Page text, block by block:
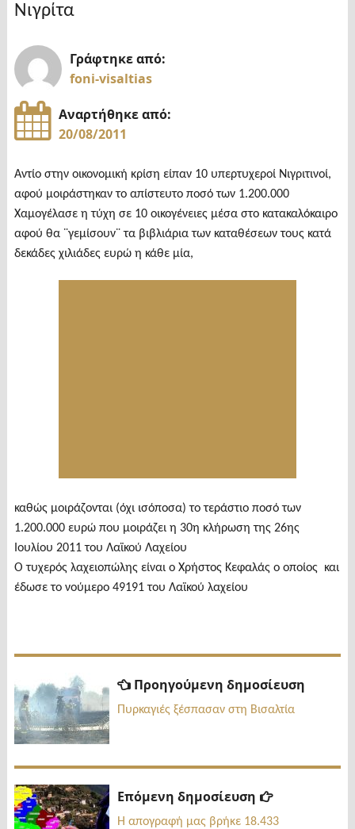
Νιγρίτα
Γράφτηκε από:
foni-visaltias
Αναρτήθηκε από:
20/08/2011
Αντίο στην οικονομική κρίση είπαν 10 υπερτυχεροί Νιγριτινοί,
αφού μοιράστηκαν το απίστευτο ποσό των 1.200.000
Χαμογέλασε η τύχη σε 10 οικογένειες μέσα στο κατακαλόκαιρο
αφού θα ¨γεμίσουν¨ τα βιβλιάρια των καταθέσεων τους κατά
δεκάδες χιλιάδες ευρώ η κάθε μία,
καθώς μοιράζονται (όχι ισόποσα) το τεράστιο ποσό των
1.200.000 ευρώ που μοιράζει η 30η κλήρωση της 26ης
Ιουλίου 2011 του Λαϊκού Λαχείου
Ο τυχερός λαχειοπώλης είναι ο Χρήστος Κεφαλάς ο οποίος και
έδωσε το νούμερο 49191 του Λαϊκού λαχείου
Πλοήγηση
άρθρων
Προηγούμενη δημοσίευση
Πυρκαγιές ξέσπασαν στη Βισαλτία
Επόμενη δημοσίευση
Επόμενη
Η απογραφή μας βρήκε 18.433